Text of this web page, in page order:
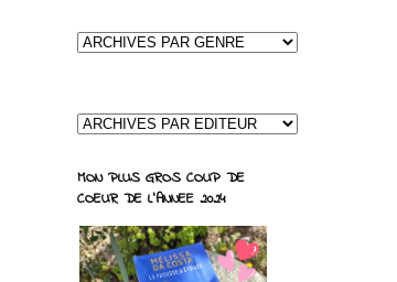
MON PLUS GROS COUP DE
COEUR DE L'ANNEE 2024